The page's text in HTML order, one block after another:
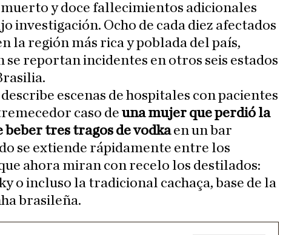
y doce fallecimientos adicionales
investigación. Ocho de cada diez afectados
la región más rica y poblada del país,
se reportan incidentes en otros seis estados
escenas de hospitales con pacientes
caso de una mujer que perdió la
beber tres tragos de vodkaen un bar
se extiende rápidamente entre los
ahora miran con recelo los destilados:
o incluso la tradicional cachaça, base de la
brasileña.